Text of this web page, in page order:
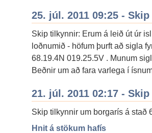
25. júl. 2011 09:25 - Skip
Skip tilkynnir: Erum á leið út úr
loðnumið - höfum þurft að sigla
68.19.4N 019.25.5V . Munum
Beðnir um að fara varlega í
21. júl. 2011 02:17 - Skip
Skip tilkynnir um borgarís á stað
Hnit á stökum hafís